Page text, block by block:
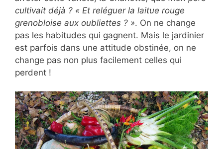
cultivait déjà ? « Et reléguer la laitue rouge
grenobloise aux oubliettes ? ». On ne change
pas les habitudes qui gagnent. Mais le jardinier
est parfois dans une attitude obstinée, on ne
change pas non plus facilement celles qui
perdent !